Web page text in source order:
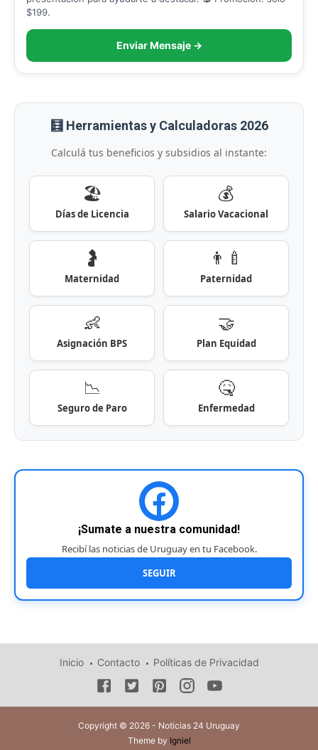
$199.
Enviar Mensaje →
🧮 Herramientas y Calculadoras 2026
Calculá tus beneficios y subsidios al instante:
🏖️
Días de Licencia
💰
Salario Vacacional
🤰
Maternidad
👨‍🍼
Paternidad
👶
Asignación BPS
🤝
Plan Equidad
📉
Seguro de Paro
🤒
Enfermedad
¡Sumate a nuestra comunidad!
Recibí las noticias de Uruguay en tu Facebook.
SEGUIR
Inicio Contacto Políticas de Privacidad
Copyright © 2026 - Noticias 24 Uruguay
Theme by Igniel